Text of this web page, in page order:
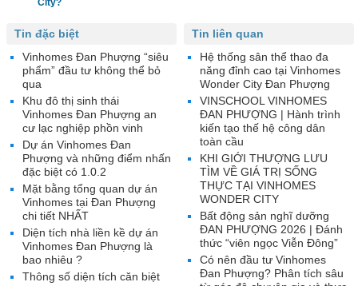
City?
Tin liên quan
Hệ thống sân thể thao đa
năng đỉnh cao tại Vinhomes
Wonder City Đan Phượng
VINSCHOOL VINHOMES
ĐAN PHƯỢNG | Hành trình
kiến tạo thế hệ công dân
toàn cầu
KHI GIỚI THƯỢNG LƯU
TÌM VỀ GIÁ TRỊ SỐNG
THỰC TẠI VINHOMES
WONDER CITY
Bất động sản nghĩ dưỡng
ĐAN PHƯỢNG 2026 | Đánh
thức “viên ngọc Viễn Đông”
Có nên đầu tư Vinhomes
Đan Phượng? Phân tích sâu
Tin đặc biệt
Vinhomes Đan Phượng “siêu
phẩm” đầu tư không thể bỏ
qua
Khu đô thị sinh thái
Vinhomes Đan Phượng an
cư lạc nghiệp phồn vinh
Dự án Vinhomes Đan
Phượng và những điểm nhấn
đặc biệt có 1.0.2
Mặt bằng tổng quan dự án
Vinhomes tại Đan Phượng
chi tiết NHẤT
Diện tích nhà liền kề dự án
Vinhomes Đan Phượng là
bao nhiêu ?
Thông số diện tích căn biệt